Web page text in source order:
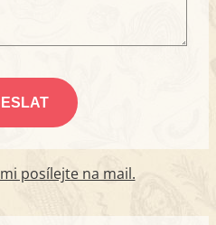
posílejte na mail.